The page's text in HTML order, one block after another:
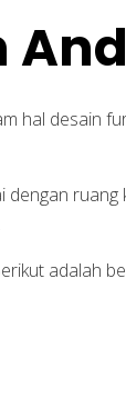
hal desain
dengan ruang
adalah